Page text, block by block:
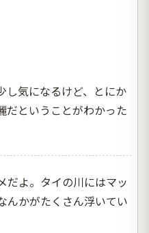
し気になるけど、とにか
だということがわかった
だよ。タイの川にはマッ
んかがたくさん浮いてい